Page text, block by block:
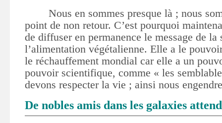
Nous en sommes presque là ; nous
point de non retour. C’est pourquoi
de diffuser en permanence le message de
l’alimentation végétalienne. Elle a le
le réchauffement mondial car elle a un
pouvoir scientifique, comme « les
devons respecter la vie ; ainsi nous
De nobles amis dans les galaxies